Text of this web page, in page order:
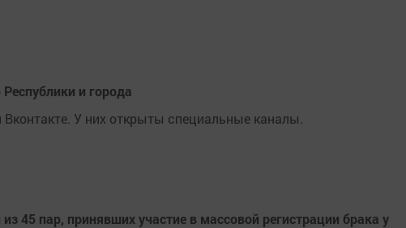
и города
У них открыты специальные каналы.
45 пар, принявших участие в массовой регистрации брака у